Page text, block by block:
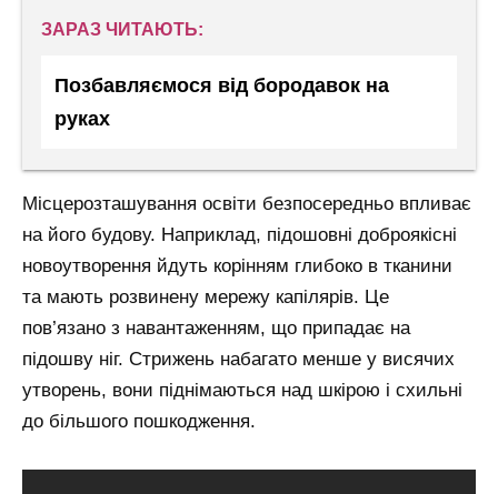
ЗАРАЗ ЧИТАЮТЬ:
Позбавляємося від бородавок на
руках
Місцерозташування освіти безпосередньо впливає
на його будову. Наприклад, підошовні доброякісні
новоутворення йдуть корінням глибоко в тканини
та мають розвинену мережу капілярів. Це
пов’язано з навантаженням, що припадає на
підошву ніг. Стрижень набагато менше у висячих
утворень, вони піднімаються над шкірою і схильні
до більшого пошкодження.